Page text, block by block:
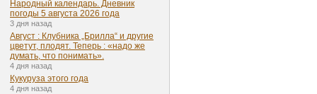
Народный календарь. Дневник
погоды 5 августа 2026 года
3 дня назад
Август : Клубника „Брилла“ и другие
цветут, плодят. Теперь : «надо же
думать, что понимать».
4 дня назад
Кукуруза этого года
4 дня назад